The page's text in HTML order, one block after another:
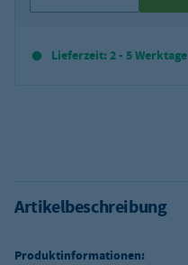
Lieferzeit: 2 - 5 Werktage
Artikelbeschreibung
Produktinformationen: